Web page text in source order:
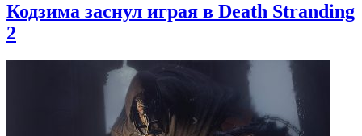
Кодзима заснул играя в Death Stranding
2